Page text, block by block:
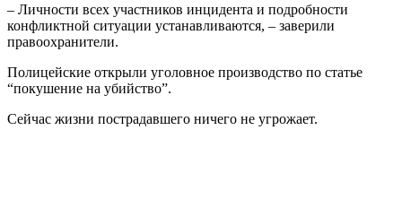
– Личности всех участников инцидента и подробности
конфликтной ситуации устанавливаются, – заверили
правоохранители.
Полицейские открыли уголовное производство по статье
“покушение на убийство”.
Сейчас жизни пострадавшего ничего не угрожает.